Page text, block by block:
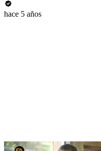
hace 5 años